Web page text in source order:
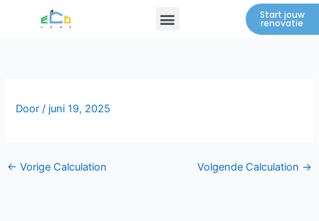
Menu Start jouw
renovatie
Door/ juni 19, 2025
← Vorige Calculation Volgende Calculation →